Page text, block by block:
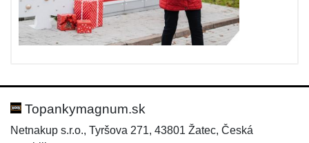
Topankymagnum.sk
Netnakup s.r.o., Tyršova 271, 43801 Žatec, Česká